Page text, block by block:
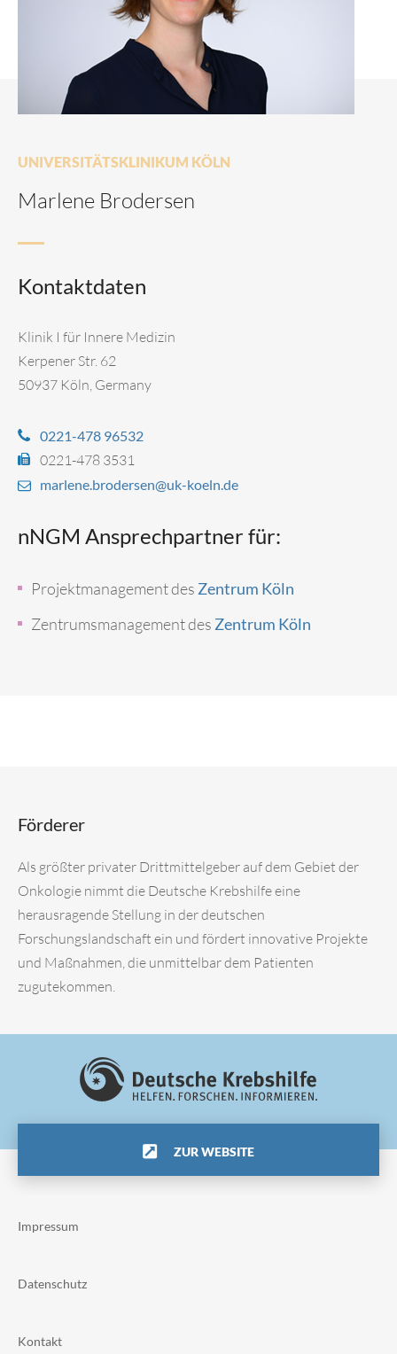
UNIVERSITÄTSKLINIKUM KÖLN
Marlene Brodersen
Kontaktdaten
Klinik I für Innere Medizin
Kerpener Str. 62
50937 Köln, Germany
0221-478 96532
0221-478 3531
marlene.brodersen@uk-koeln.de
nNGM Ansprechpartner für:
Projektmanagement des Zentrum Köln
Zentrumsmanagement des Zentrum Köln
Förderer
Als größter privater Drittmittelgeber auf dem Gebiet der
Onkologie nimmt die Deutsche Krebshilfe eine
herausragende Stellung in der deutschen
Forschungslandschaft ein und fördert innovative Projekte
und Maßnahmen, die unmittelbar dem Patienten
zugutekommen.
ZUR WEBSITE
Impressum
Datenschutz
Kontakt